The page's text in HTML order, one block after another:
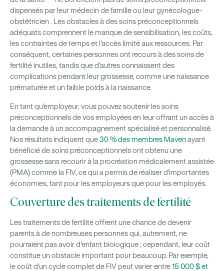
dispensés par leur médecin de famille ou leur gynécologue-
obstétricien. Les obstacles à des soins préconceptionnels
adéquats comprennent le manque de sensibilisation, les coûts,
les contraintes de temps et l'accès limité aux ressources. Par
conséquent, certaines personnes ont recours à des soins de
fertilité inutiles, tandis que d'autres connaissent des
complications pendant leur grossesse, comme une naissance
prématurée et un faible poids à la naissance.
En tant qu'employeur, vous pouvez soutenir les soins
préconceptionnels de vos employées en leur offrant un accès à
la demande à un accompagnement spécialisé et personnalisé.
Nos résultats indiquent que30 % des membres Mavenayant
bénéficié de soins préconceptionnels ont obtenu une
grossesse sans recourir à la procréation médicalement assistée
(PMA) comme la FIV, ce qui a permis de réaliser d'importantes
économies, tant pour les employeurs que pour les employés.
Couverture des traitements de fertilité
Les traitements de fertilité offrent une chance de devenir
parents à de nombreuses personnes qui, autrement, ne
pourraient pas avoir d'enfant biologique ; cependant, leur coût
constitue un obstacle important pour beaucoup. Par exemple,
le coût d'un cycle complet de FIV peut varier entre15 000 $ et